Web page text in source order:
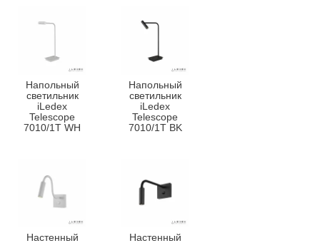
Напольный
светильник
iLedex
Telescope
7010/1T WH
Напольный
светильник
iLedex
Telescope
7010/1T BK
Настенный
Настенный